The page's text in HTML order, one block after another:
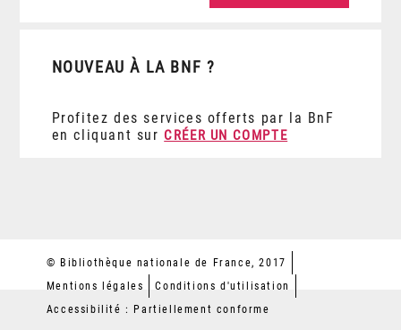
NOUVEAU À LA BNF ?
Profitez des services offerts par la BnF
en cliquant sur CRÉER UN COMPTE
© Bibliothèque nationale de France, 2017
Mentions légales
Conditions d'utilisation
Accessibilité : Partiellement conforme